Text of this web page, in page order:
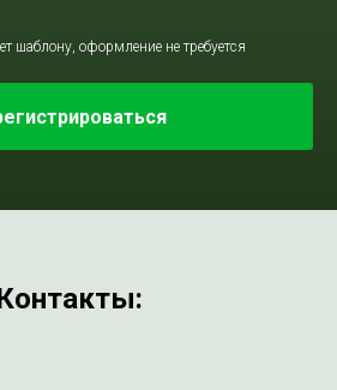
шаблону, оформление не требуется